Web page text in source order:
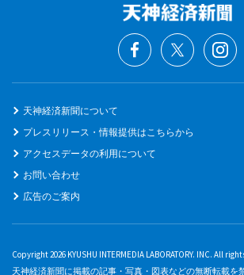
天神経済新聞について
プレスリリース・情報提供はこちらから
アクセスデータの利用について
お問い合わせ
広告のご案内
Copyright 2026 KYUSHU INTERMEDIA LABORATORY. INC. All
天神経済新聞に掲載の記事・写真・図表などの無断転載を